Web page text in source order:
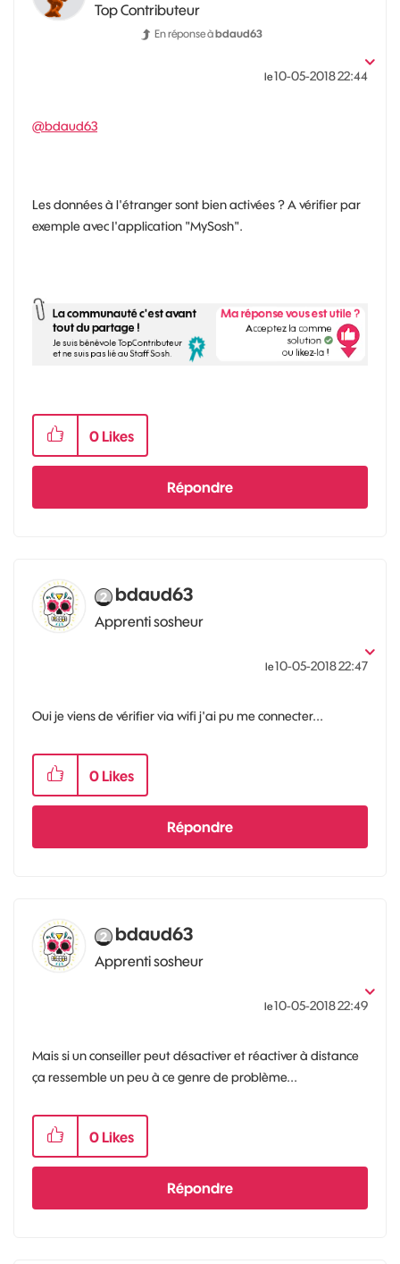
Top Contributeur
En réponse àbdaud63
le‎10-05-201822:44
@bdaud63
Les données à l'étranger sont bien activées ? A vérifier par
exemple avec l'application "MySosh".
0 Likes
Répondre
bdaud63
Apprenti sosheur
le‎10-05-201822:47
Oui je viens de vérifier via wifi j'ai pu me connecter...
0 Likes
Répondre
bdaud63
Apprenti sosheur
le‎10-05-201822:49
Mais si un conseiller peut désactiver et réactiver à distance
ça ressemble un peu à ce genre de problème...
0 Likes
Répondre